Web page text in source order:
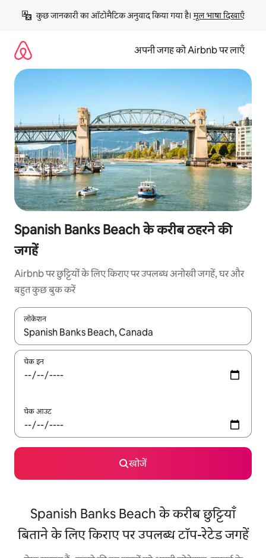
छोड़कर
कॉन्टेंट
कुछ जानकारी का ऑटोमैटिक अनुवाद किया गया है। मूल भाषा दिखाएँ
अपनी जगह को Airbnb पर लाएँ
Spanish Banks Beach के करीब ठहरने की
जगहें
Airbnb पर छुट्टियों के लिए किराए पर उपलब्ध अनोखी जगहें, घर और
बहुत कुछ बुक करें
लोकेशन
नतीजों के उपलब्ध होने पर, अप और डाउन 'ऐरो की' का इस्तेमाल करके नेविगेट
चेक इन
चेक आउट
खोजें
Spanish Banks Beach के करीब छुट्टियाँ
बिताने के लिए किराए पर उपलब्ध टॉप-रेटेड जगहें